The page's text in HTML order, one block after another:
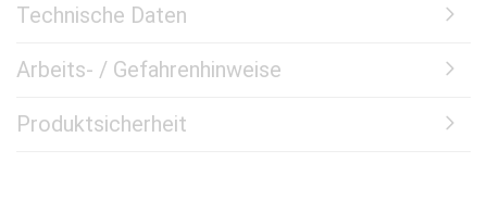
Technische Daten
Arbeits- / Gefahrenhinweise
Produktsicherheit